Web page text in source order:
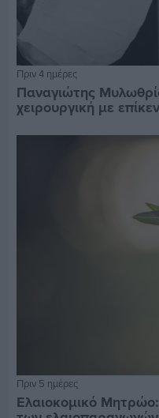
Πριν 4 ημέρες
Παναγιώτης
χειρουργική με
Πριν 5 ημέρες
Ελαιοκομικό